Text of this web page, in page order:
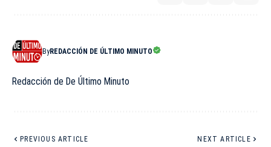
ByREDACCIÓN DE ÚLTIMO MINUTO
Redacción de De Último Minuto
PREVIOUS ARTICLE NEXT ARTICLE